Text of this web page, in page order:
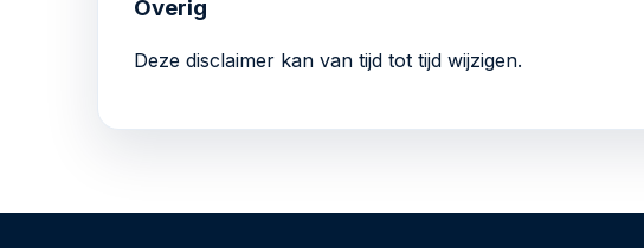
Overig
Deze disclaimer kan van tijd tot tijd wijzigen.